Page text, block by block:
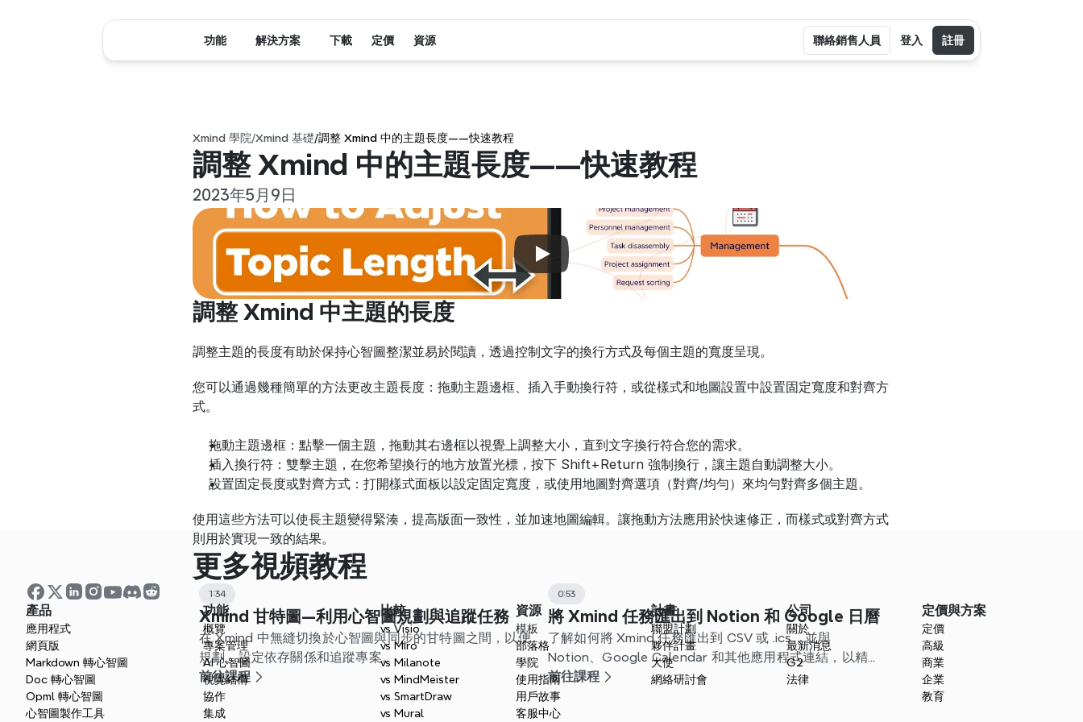
Xmind 學院/Xmind 基礎/調整 Xmind 中的主題長度——快速教程
調整 Xmind 中的主題長度——快速教程
2023年5月9日
調整 Xmind 中主題的長度
調整主題的長度有助於保持心智圖整潔並易於閱讀，透過控制文字的換行方式及每個主題的寬度呈現。
您可以通過幾種簡單的方法更改主題長度：拖動主題邊框、插入手動換行符，或從樣式和地圖設置中設置固定寬度和對齊方
式。
拖動主題邊框：點擊一個主題，拖動其右邊框以視覺上調整大小，直到文字換行符合您的需求。
插入換行符：雙擊主題，在您希望換行的地方放置光標，按下 Shift+Return 強制換行，讓主題自動調整大小。
設置固定長度或對齊方式：打開樣式面板以設定固定寬度，或使用地圖對齊選項（對齊/均勻）來均勻對齊多個主題。
使用這些方法可以使長主題變得緊湊，提高版面一致性，並加速地圖編輯。讓拖動方法應用於快速修正，而樣式或對齊方式
則用於實現一致的結果。
更多視頻教程
1:34
Xmind 甘特圖—利用心智圖規劃與追蹤任務
在 Xmind 中無縫切換於心智圖與同步的甘特圖之間，以便
規劃、設定依存關係和追蹤專案。
前往課程
0:53
將 Xmind 任務匯出到 Notion 和 Google 日曆
了解如何將 Xmind 任務匯出到 CSV 或 .ics，並與
Notion、Google Calendar 和其他應用程式連結，以精簡
您的工作流程。
前往課程
產品
應用程式
網頁版
Markdown 轉心智圖
Doc 轉心智圖
Opml 轉心智圖
心智圖製作工具
功能
概覽
專案管理
AI 心智圖
視覺結構
協作
集成
比較
vs Visio
vs Miro
vs Milanote
vs MindMeister
vs SmartDraw
vs Mural
資源
模板
部落格
學院
使用指南
用戶故事
客服中心
計畫
聯盟計劃
夥伴計畫
大使
網絡研討會
公司
關於
最新消息
G2
法律
定價與方案
定價
高級
商業
企業
教育
功能 解決方案 下載 定價 資源 聯絡銷售人員 登入 註冊